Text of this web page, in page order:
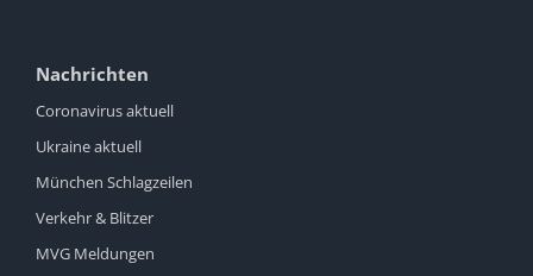
Nachrichten
Coronavirus aktuell
Ukraine aktuell
München Schlagzeilen
Verkehr & Blitzer
MVG Meldungen